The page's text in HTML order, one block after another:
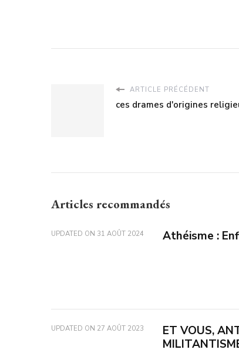
ARTICLE PRÉCÉDENT
ces drames d'origines
Articles recommandés
UPDATED ON 31 AOÛT 2024 Athéisme :
UPDATED ON 27 AOÛT 2023
ET VOUS,